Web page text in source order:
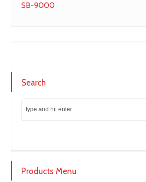
SB-9000
Search
Products Menu